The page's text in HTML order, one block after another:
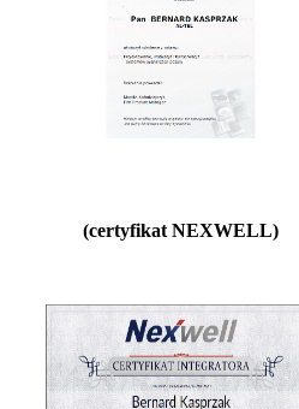
(certyfikat NEXWELL)